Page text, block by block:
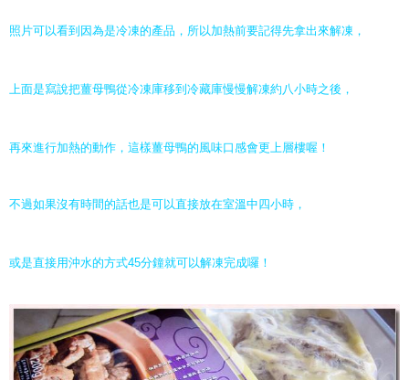
照片可以看到因為是冷凍的產品，所以加熱前要記得先拿出來解凍，
上面是寫說把薑母鴨從冷凍庫移到冷藏庫慢慢解凍約八小時之後，
再來進行加熱的動作，這樣薑母鴨的風味口感會更上層樓喔！
不過如果沒有時間的話也是可以直接放在室溫中四小時，
或是直接用沖水的方式45分鐘就可以解凍完成囉！